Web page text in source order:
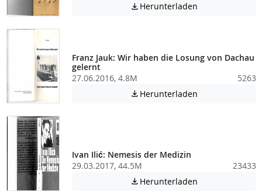
 Herunterladen
Franz Jauk: Wir haben die Losung von Dachau
gelernt
27.06.2016, 4.8M
5263
 Herunterladen
Ivan Ilić: Nemesis der Medizin
29.03.2017, 44.5M
23433
 Herunterladen